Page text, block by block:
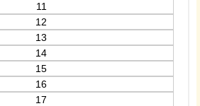
11
12
13
14
15
16
17